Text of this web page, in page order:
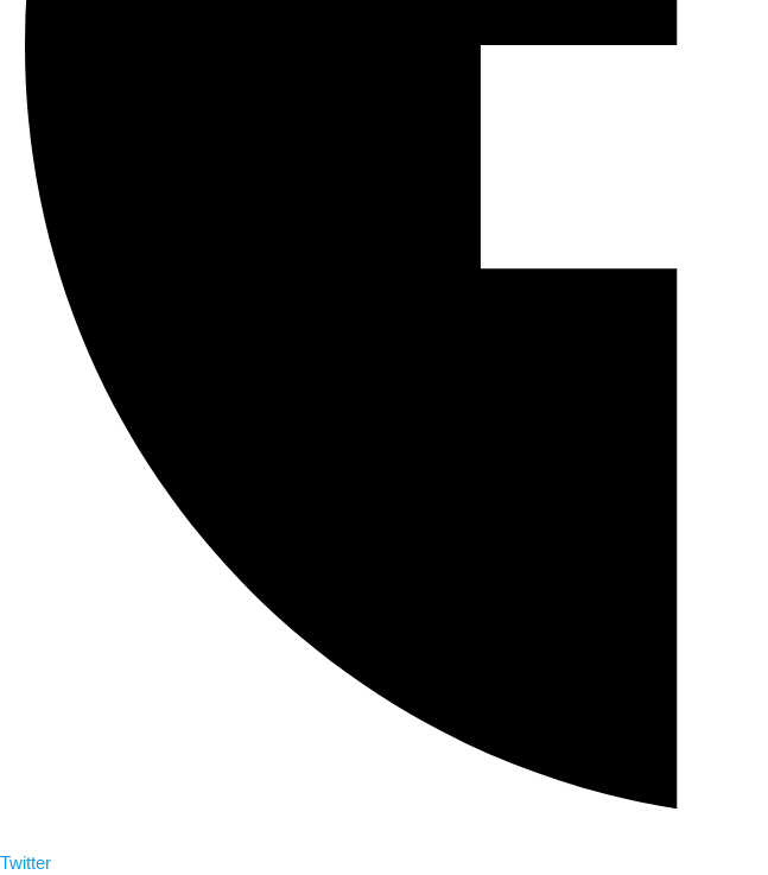
Twitter